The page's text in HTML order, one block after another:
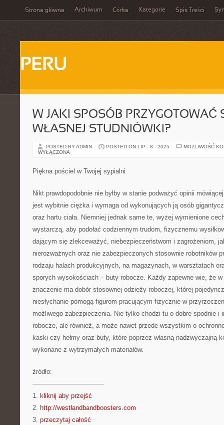
Strona główna Archiwum Córka Kategorie Spis Treści
PERU
W JAKI SPOSÓB PRZYGOTOWAĆ
WŁASNEJ STUDNIÓWKI?
POSTED BY ADMIN POSTED ON LIP - 8 - 2025
MOŻLIWOŚĆ
WYŁĄCZONA
Piękna pościel w Twojej sypialni
Nikt prawdopodobnie nie byłby w stanie podważyć opinii
jest wybitnie ciężka i wymaga od wykonujących ją osób
oraz hartu ciała. Niemniej jednak same te, wyżej wymienione
wystarczą, aby podołać codziennym trudom, fizycznemu
dającym się zlekceważyć, niebezpieczeństwom i zagrożeniom,
nierozważnych oraz nie zabezpieczonych stosownie robotników
rodzaju halach produkcyjnych, na magazynach, w warsztatach
sporych wysokościach – buty robocze. Każdy zapewne wie, że
znaczenie ma dobór stosownej odzieży roboczej, której
niesłychanie pomogą figurom pracującym fizycznie w
możliwego zabezpieczenia. Nie tylko chodzi tu o dobre spodnie i
robocze, ale również, a może nawet przede wszystkim o
kaski czy hełmy oraz buty, które poprzez własną nadzwyczajną
wykonane z wytrzymałych materiałów.
źródło:
———————————
1. kliknij aby przejść
2. http://westlandbandboosters.com
3. przeczytaj całość